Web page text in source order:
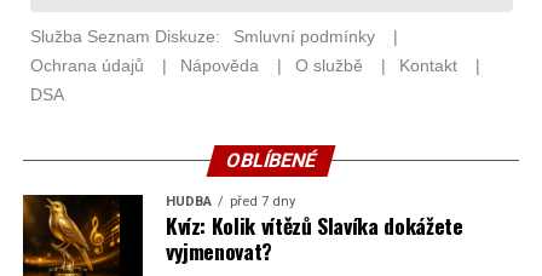
OBLÍBENÉ
HUDBA před 7 dny
Kvíz: Kolik vítězů Slavíka dokážete
vyjmenovat?